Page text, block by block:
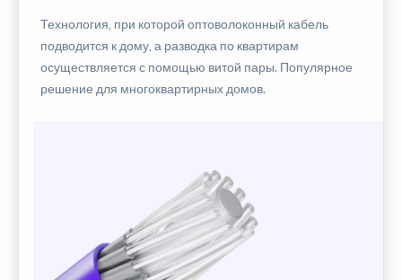
Технология, при которой оптоволоконный кабель
подводится к дому, а разводка по квартирам
осуществляется с помощью витой пары. Популярное
решение для многоквартирных домов.